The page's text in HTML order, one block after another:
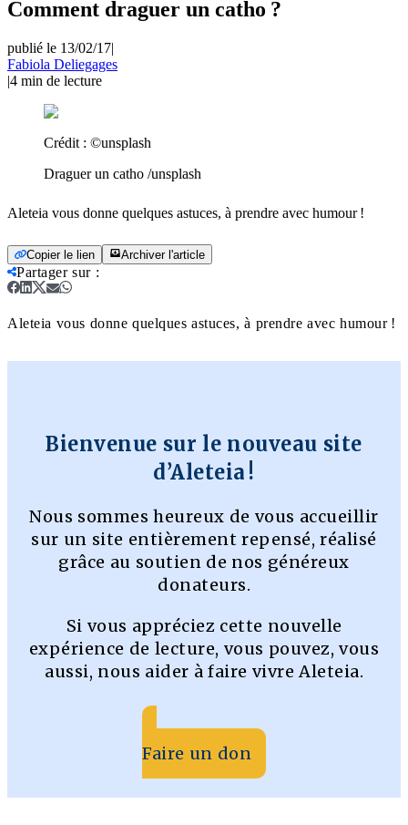
Comment draguer un catho ?
publié le 13/02/17|
Fabiola Deliegages
|4 min de lecture
Crédit : ©unsplash
Draguer un catho /unsplash
Aleteia vous donne quelques astuces, à prendre avec humour !
Copier le lien Archiver l'article
Partager sur:
Aleteia vous donne quelques astuces, à prendre avec humour !
Bienvenue sur le nouveau site
d’Aleteia !
Nous sommes heureux de vous accueillir
sur un site entièrement repensé, réalisé
grâce au soutien de nos généreux
donateurs.
Si vous appréciez cette nouvelle
expérience de lecture, vous pouvez, vous
aussi, nous aider à faire vivre Aleteia.
Faire un don